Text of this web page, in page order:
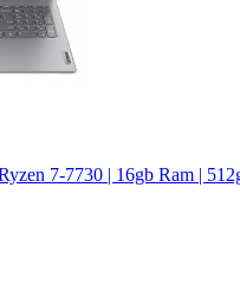
7-7730 | 16gb Ram |